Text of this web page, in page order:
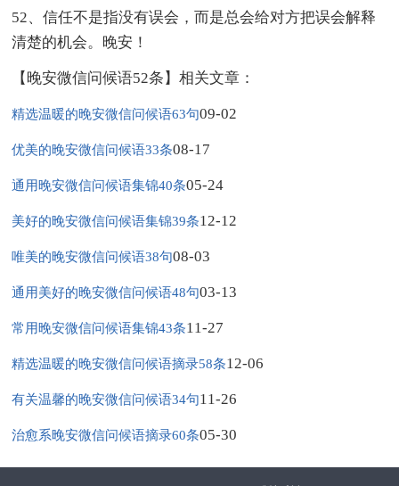
52、信任不是指没有误会，而是总会给对方把误会解释
清楚的机会。晚安！
【晚安微信问候语52条】相关文章：
精选温暖的晚安微信问候语63句09-02
优美的晚安微信问候语33条08-17
通用晚安微信问候语集锦40条05-24
美好的晚安微信问候语集锦39条12-12
唯美的晚安微信问候语38句08-03
通用美好的晚安微信问候语48句03-13
常用晚安微信问候语集锦43条11-27
精选温暖的晚安微信问候语摘录58条12-06
有关温馨的晚安微信问候语34句11-26
治愈系晚安微信问候语摘录60条05-30